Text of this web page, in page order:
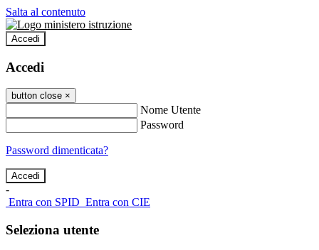
Salta al contenuto
Accedi
Accedi
button close ×
Nome Utente
Password
Password dimenticata?
-
Entra con SPID Entra con CIE
Seleziona utente